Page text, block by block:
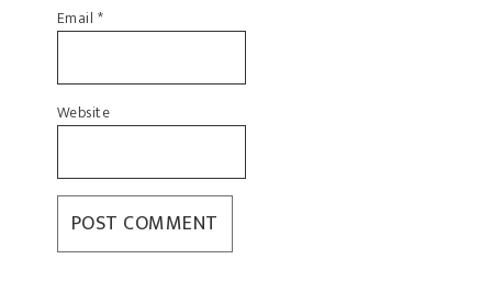
Email *
Website